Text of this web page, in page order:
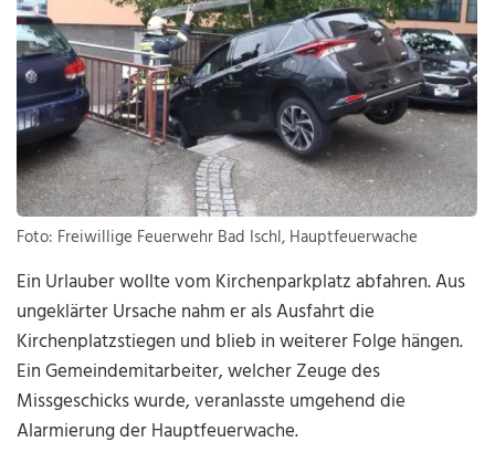
Foto: Freiwillige Feuerwehr Bad Ischl, Hauptfeuerwache
Ein Urlauber wollte vom Kirchenparkplatz abfahren. Aus
ungeklärter Ursache nahm er als Ausfahrt die
Kirchenplatzstiegen und blieb in weiterer Folge hängen.
Ein Gemeindemitarbeiter, welcher Zeuge des
Missgeschicks wurde, veranlasste umgehend die
Alarmierung der Hauptfeuerwache.